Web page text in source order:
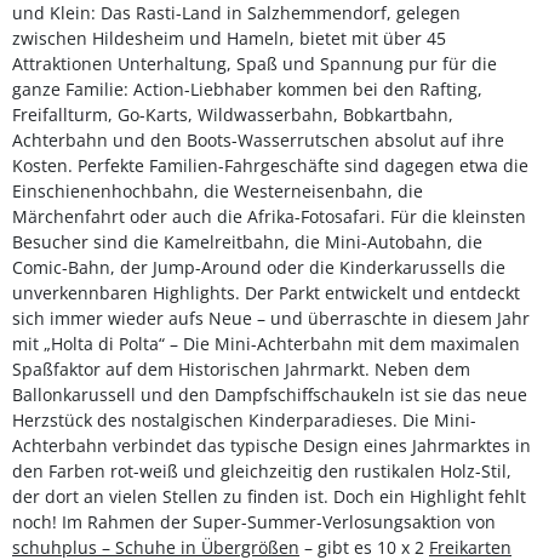
und Klein: Das Rasti-Land in Salzhemmendorf, gelegen
zwischen Hildesheim und Hameln, bietet mit über 45
Attraktionen Unterhaltung, Spaß und Spannung pur für die
ganze Familie: Action-Liebhaber kommen bei den Rafting,
Freifallturm, Go-Karts, Wildwasserbahn, Bobkartbahn,
Achterbahn und den Boots-Wasserrutschen absolut auf ihre
Kosten. Perfekte Familien-Fahrgeschäfte sind dagegen etwa die
Einschienenhochbahn, die Westerneisenbahn, die
Märchenfahrt oder auch die Afrika-Fotosafari. Für die kleinsten
Besucher sind die Kamelreitbahn, die Mini-Autobahn, die
Comic-Bahn, der Jump-Around oder die Kinderkarussells die
unverkennbaren Highlights. Der Parkt entwickelt und entdeckt
sich immer wieder aufs Neue – und überraschte in diesem Jahr
mit „Holta di Polta“ – Die Mini-Achterbahn mit dem maximalen
Spaßfaktor auf dem Historischen Jahrmarkt. Neben dem
Ballonkarussell und den Dampfschiffschaukeln ist sie das neue
Herzstück des nostalgischen Kinderparadieses. Die Mini-
Achterbahn verbindet das typische Design eines Jahrmarktes in
den Farben rot-weiß und gleichzeitig den rustikalen Holz-Stil,
der dort an vielen Stellen zu finden ist. Doch ein Highlight fehlt
noch! Im Rahmen der Super-Summer-Verlosungsaktion von
schuhplus – Schuhe in Übergrößen – gibt es 10 x 2 Freikarten